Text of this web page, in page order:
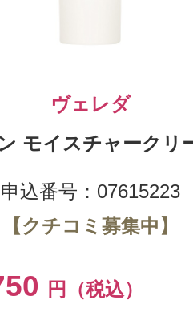
ヴェレダ
モイスチャークリ
申込番号：07615223
【クチコミ募集中】
円（税込）